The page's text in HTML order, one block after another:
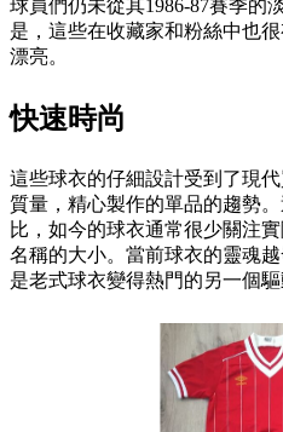
球員們仍未從其1986-87賽季的
是，這些在收藏家和粉絲中也
漂亮。
快速時尚
這些球衣的仔細設計受到了現
質量，精心製作的單品的趨勢
比，如今的球衣通常很少關注
名稱的大小。當前球衣的靈魂
是老式球衣變得熱門的另一個驅